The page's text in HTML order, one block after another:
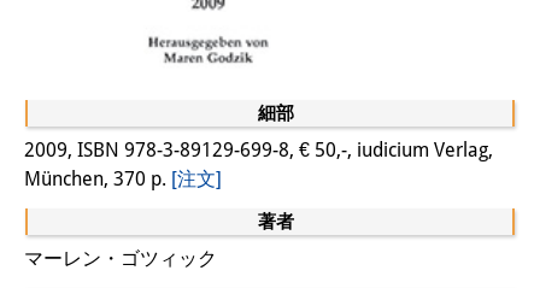
細部
2009, ISBN 978-3-89129-699-8, € 50,-, iudicium Verlag,
München, 370 p. [注文]
著者
マーレン・ゴツィック